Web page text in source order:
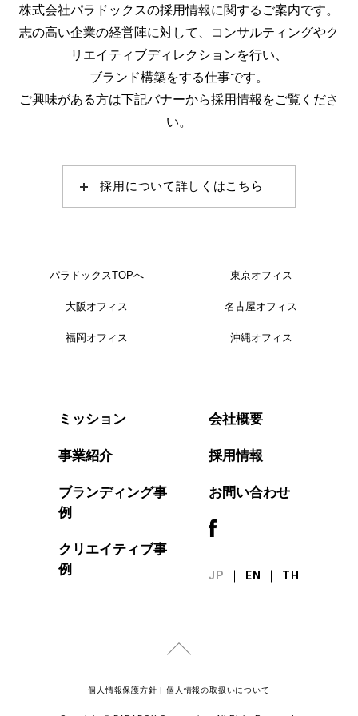
株式会社パラドックスの採用情報に関するご案内です。
志の高い企業の経営陣に対して、コンサルティングやク
リエイティブディレクションを行い、
ブランド構築をする仕事です。
ご興味がある方は下記バナーから採用情報をご覧くださ
い。
採用について詳しくはこちら
パラドックスTOPへ 東京オフィス
大阪オフィス 名古屋オフィス
福岡オフィス 沖縄オフィス
ミッション
事業紹介
ブランディング事
例
クリエイティブ事
例
会社概要
採用情報
お問い合わせ
JP EN TH
個人情報保護方針 |個人情報の取扱いについて